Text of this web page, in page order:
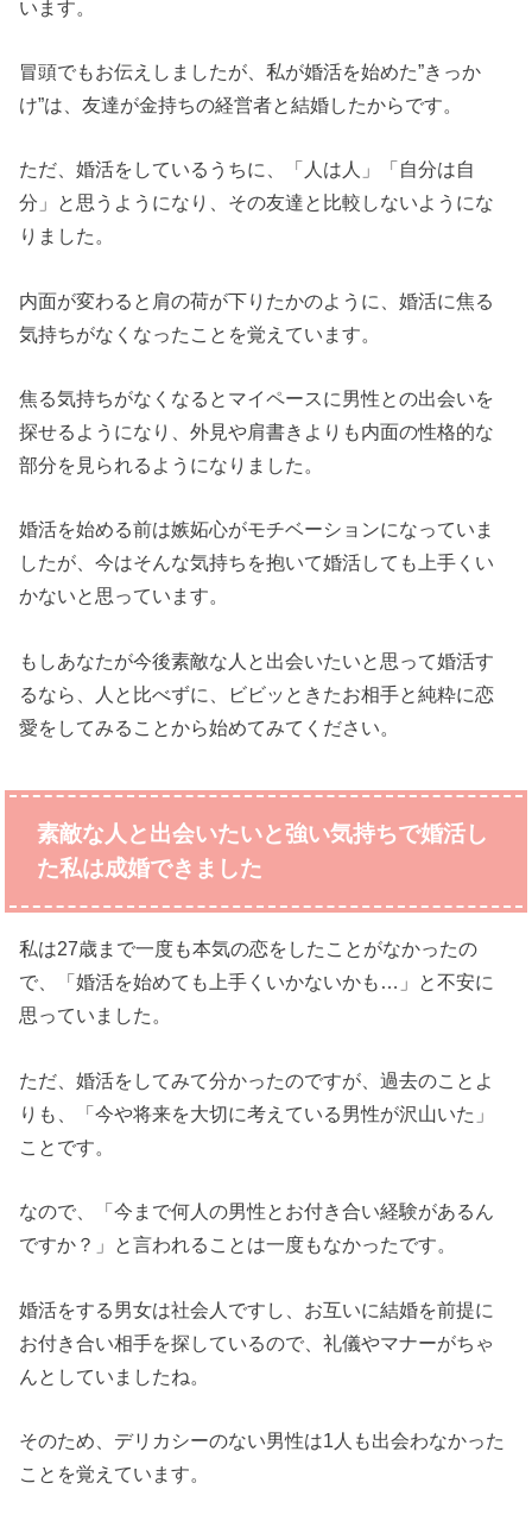
います。
冒頭でもお伝えしましたが、私が婚活を始めた”きっか
け”は、友達が金持ちの経営者と結婚したからです。
ただ、婚活をしているうちに、「人は人」「自分は自
分」と思うようになり、その友達と比較しないようにな
りました。
内面が変わると肩の荷が下りたかのように、婚活に焦る
気持ちがなくなったことを覚えています。
焦る気持ちがなくなるとマイペースに男性との出会いを
探せるようになり、外見や肩書きよりも内面の性格的な
部分を見られるようになりました。
婚活を始める前は嫉妬心がモチベーションになっていま
したが、今はそんな気持ちを抱いて婚活しても上手くい
かないと思っています。
もしあなたが今後素敵な人と出会いたいと思って婚活す
るなら、人と比べずに、ビビッときたお相手と純粋に恋
愛をしてみることから始めてみてください。
素敵な人と出会いたいと強い気持ちで婚活し
た私は成婚できました
私は27歳まで一度も本気の恋をしたことがなかったの
で、「婚活を始めても上手くいかないかも…」と不安に
思っていました。
ただ、婚活をしてみて分かったのですが、過去のことよ
りも、「今や将来を大切に考えている男性が沢山いた」
ことです。
なので、「今まで何人の男性とお付き合い経験があるん
ですか？」と言われることは一度もなかったです。
婚活をする男女は社会人ですし、お互いに結婚を前提に
お付き合い相手を探しているので、礼儀やマナーがちゃ
んとしていましたね。
そのため、デリカシーのない男性は1人も出会わなかった
ことを覚えています。